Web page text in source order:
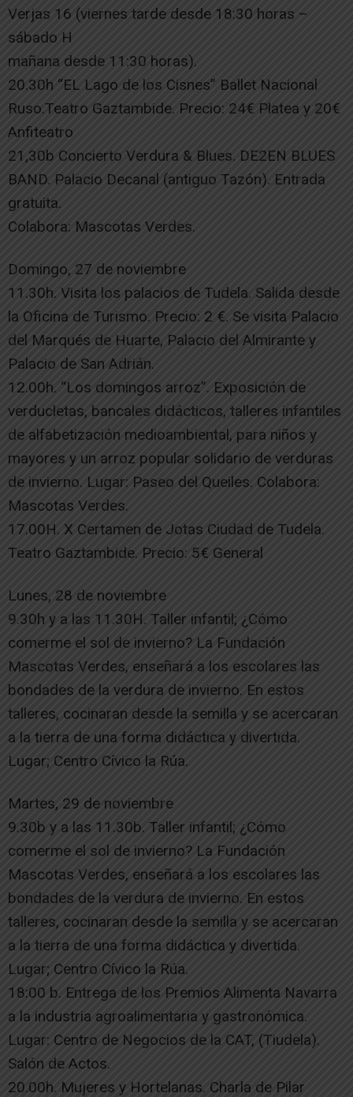
Verjas 16 (viernes tarde desde 18:30 horas –
sábado H
mañana desde 11:30 horas).
20.30h “EL Lago de los Cisnes” Ballet Nacional
Ruso.Teatro Gaztambide. Precio: 24€ Platea y 20€
Anfiteatro
21,30b Concierto Verdura & Blues. DE2EN BLUES
BAND. Palacio Decanal (antiguo Tazón). Entrada
gratuita.
Colabora: Mascotas Verdes.
Domingo, 27 de noviembre
11.30h. Visita los palacios de Tudela. Salida desde
la Oficina de Turismo. Precio: 2 €. Se visita Palacio
del Marqués de Huarte, Palacio del Almirante y
Palacio de San Adrián.
12.00h. “Los domingos arroz”. Exposición de
verducletas, bancales didácticos, talleres infantiles
de alfabetización medioambiental, para niños y
mayores y un arroz popular solidario de verduras
de invierno. Lugar: Paseo del Queiles. Colabora:
Mascotas Verdes.
17.00H. X Certamen de Jotas Ciudad de Tudela.
Teatro Gaztambide. Precio: 5€ General
Lunes, 28 de noviembre
9.30h y a las 11.30H. Taller infantil; ¿Cómo
comerme el sol de invierno? La Fundación
Mascotas Verdes, enseñará a los escolares las
bondades de la verdura de invierno. En estos
talleres, cocinaran desde la semilla y se acercaran
a la tierra de una forma didáctica y divertida.
Lugar; Centro Cívico la Rúa.
Martes, 29 de noviembre
9.30b y a las 11.30b. Taller infantil; ¿Cómo
comerme el sol de invierno? La Fundación
Mascotas Verdes, enseñará a los escolares las
bondades de la verdura de invierno. En estos
talleres, cocinaran desde la semilla y se acercaran
a la tierra de una forma didáctica y divertida.
Lugar; Centro Cívico la Rúa.
18:00 b. Entrega de los Premios Alimenta Navarra
a la industria agroalimentaria y gastronómica.
Lugar: Centro de Negocios de la CAT, (Tiudela).
Salón de Actos.
20.00h. Mujeres y Hortelanas. Charla de Pilar